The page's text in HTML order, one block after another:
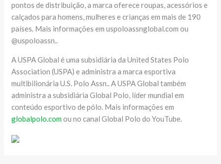
pontos de distribuição, a marca oferece roupas, acessórios e
calçados para homens, mulheres e crianças em mais de 190
países. Mais informações em uspoloassnglobal.com ou
@uspoloassn..
A USPA Global é uma subsidiária da United States Polo
Association (USPA) e administra a marca esportiva
multibilionária U.S. Polo Assn.. A USPA Global também
administra a subsidiária Global Polo, líder mundial em
conteúdo esportivo de pólo. Mais informações em
globalpolo.comou no canal Global Polo do YouTube.